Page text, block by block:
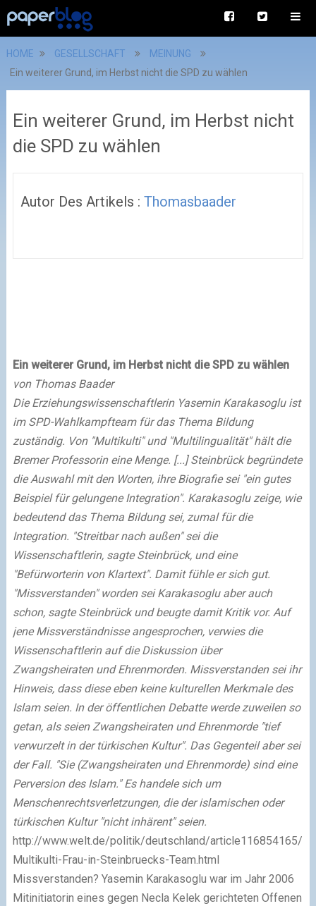
HOME GESELLSCHAFT
MEINUNG
Ein weiterer Grund, im Herbst nicht die SPD zu wählen
Ein weiterer Grund, im Herbst nicht
die SPD zu wählen
Autor Des Artikels : Thomasbaader
Ein weiterer Grund, im Herbst nicht die SPD zu wählen
von Thomas Baader
Die Erziehungswissenschaftlerin Yasemin Karakasoglu ist
im SPD-Wahlkampfteam für das Thema Bildung
zuständig. Von "Multikulti" und "Multilingualität" hält die
Bremer Professorin eine Menge. [...] Steinbrück begründete
die Auswahl mit den Worten, ihre Biografie sei "ein gutes
Beispiel für gelungene Integration". Karakasoglu zeige, wie
bedeutend das Thema Bildung sei, zumal für die
Integration. "Streitbar nach außen" sei die
Wissenschaftlerin, sagte Steinbrück, und eine
"Befürworterin von Klartext". Damit fühle er sich gut.
"Missverstanden" worden sei Karakasoglu aber auch
schon, sagte Steinbrück und beugte damit Kritik vor. Auf
jene Missverständnisse angesprochen, verwies die
Wissenschaftlerin auf die Diskussion über
Zwangsheiraten und Ehrenmorden. Missverstanden sei ihr
Hinweis, dass diese eben keine kulturellen Merkmale des
Islam seien. In der öffentlichen Debatte werde zuweilen so
getan, als seien Zwangsheiraten und Ehrenmorde "tief
verwurzelt in der türkischen Kultur". Das Gegenteil aber sei
der Fall. "Sie (Zwangsheiraten und Ehrenmorde) sind eine
Perversion des Islam." Es handele sich um
Menschenrechtsverletzungen, die der islamischen oder
türkischen Kultur "nicht inhärent" seien.
http://www.welt.de/politik/deutschland/article116854165/
Multikulti-Frau-in-Steinbruecks-Team.html
Missverstanden? Yasemin Karakasoglu war im Jahr 2006
Mitinitiatorin eines gegen Necla Kelek gerichteten Offenen